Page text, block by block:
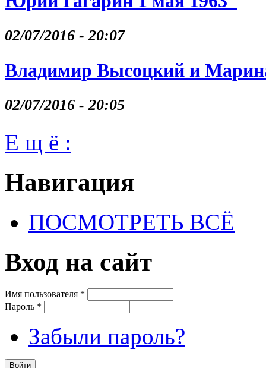
02/07/2016 - 20:07
Владимир Высоцкий и
02/07/2016 - 20:05
Е щ ё :
Навигация
ПОСМОТРЕТЬ ВСЁ
Вход на сайт
Имя пользователя *
Пароль *
Забыли пароль?